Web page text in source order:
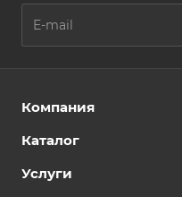
Компания
Каталог
Услуги